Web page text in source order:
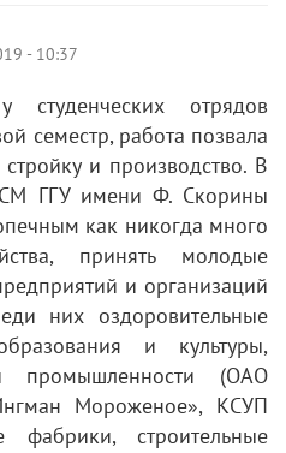
- 10:37
отрядов
семестр, работа позвала
и производство. В
ГГУ имени Ф. Скорины
как никогда много
принять молодые
и организаций
них оздоровительные
и культуры,
промышленности (ОАО
Мороженое», КСУП
фабрики, строительные